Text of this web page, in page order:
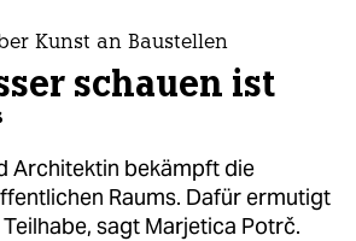
Kunst an Baustellen
schauen ist
Architektin bekämpft die
Raums. Dafür ermutigt
sagt Marjetica Potrč.